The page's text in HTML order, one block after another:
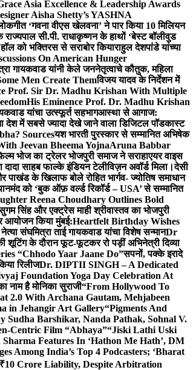
Asia Excellence & Leadership Awards
Aisha Shetty’s YASHNA
‘गवना वीएस खेलवना’ ने पार किया 10 मिलियन
सी.पी. राधाकृष्णन के हाथों ‘बेस्ट बॉलीवुड
को भक्तिरस से सराबोर कियाराहुल देशपांडे यांच्या
On American Hunger
गायकवाड यांनी केले जननेतृत्वाचे कौतुक, महिला
Men Create Themविजय यादव के निर्देशन में
Prof. Sir Dr. Madhu Krishan With Multiple
His Eminence Prof. Dr. Madhu Krishan
यांचा उत्स्फूर्त सहभागआस्था से आगाज:
देश में सबसे ज्यादा देखे जाने वाला डिजिटल पॉडकास्ट
Sourcesयश भारती पुरस्कार से सम्मानित अभिषेक
Jeevan Bheema YojnaAruna Babbar
भोज का ट्रेलर भोजपुरी समाज ने सराहाएयर वाइस
दादा साहब फाल्के इंडियन टेलीविज़न अवॉर्ड मिला।देसी
पाखंड के खिलाफ बोले रोहित भार्गव- ज्योतिष समाधान
को ‘बुक ऑफ़ वर्ल्ड रिकॉर्ड – USA’ से सम्मानित
Reena Choudhary Outlines Bold
सिंह और एक्ट्रेस माही श्रीवास्तव का भोजपुरी
आयोजन किया मुंबई:Heartfelt Birthday Wishes
नेत्या संघमित्रा ताई गायकवाड यांचा विशेष सन्मानDr
शूटिंग के दौरान फूट-फूटकर रो पड़ीं अभिनेत्री दिव्या
“Chhodo Yaar Jaane Do”सपनों, पक्के इरादे
रिलीजDr. DIPTII SINGH – A Dedicated
Foundation Yoga Day Celebration At
नाम है मोनिका सुराजी“From Hollywood To
2.0 With Archana Gautam, Mehjabeen
in Jehangir Art Gallery“Pigments And
Sudha Barshikar, Nanda Pathak, Sohnal V.
Centric Film “Abhaya”“Jiski Lathi Uski
Sharma Features In ‘Hathon Me Hath’, DM
Among India’s Top 4 Podcasters; ‘Bharat
Crore Liability, Despite Arbitration